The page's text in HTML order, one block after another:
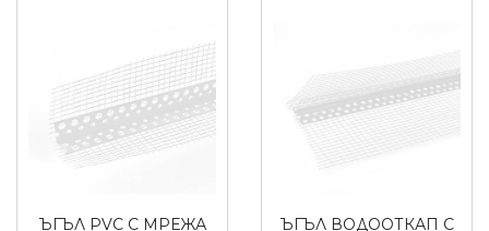
ЪГЪЛ PVC С МРЕЖА
ЪГЪЛ ВОДООТКАП С